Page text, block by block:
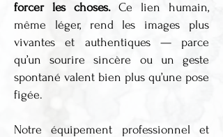
forcer les choses.Ce lien humain,
même léger, rend les images plus
vivantes et authentiques — parce
qu’un sourire sincère ou un geste
spontané valent bien plus qu’une pose
figée.
Notre équipement professionnel et